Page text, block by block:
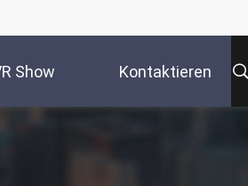
Show Kontaktieren